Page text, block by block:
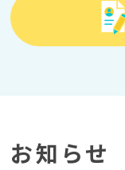
お知らせ